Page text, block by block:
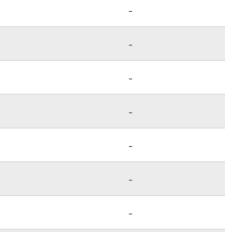
-
-
-
-
-
-
-